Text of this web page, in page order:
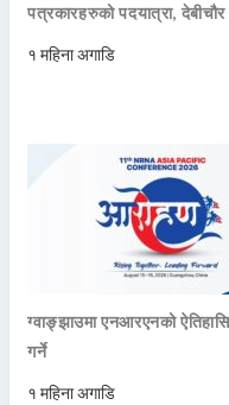
पत्रकारहरुको पदयात्रा,
१ महिना अगाडि
ग्वाङ्झाउमा एनआरएनको
गर्ने
१ महिना अगाडि